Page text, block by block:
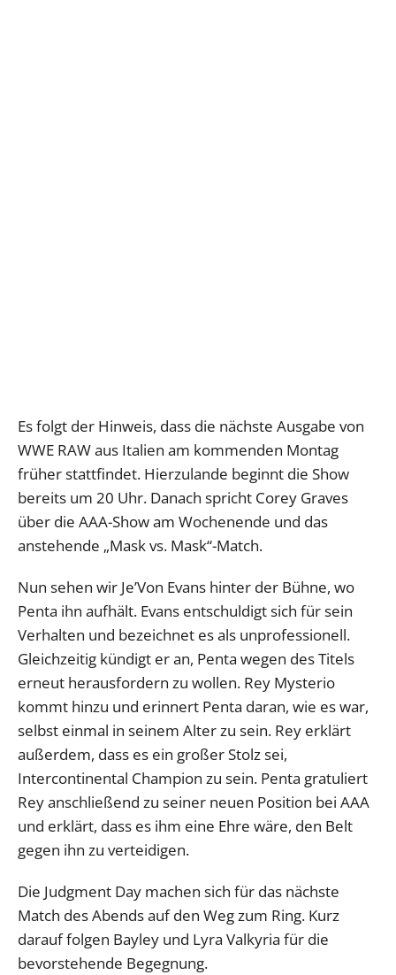
Es folgt der Hinweis, dass die nächste Ausgabe von
WWE RAW aus Italien am kommenden Montag
früher stattfindet. Hierzulande beginnt die Show
bereits um 20 Uhr. Danach spricht Corey Graves
über die AAA-Show am Wochenende und das
anstehende „Mask vs. Mask“-Match.
Nun sehen wir Je’Von Evans hinter der Bühne, wo
Penta ihn aufhält. Evans entschuldigt sich für sein
Verhalten und bezeichnet es als unprofessionell.
Gleichzeitig kündigt er an, Penta wegen des Titels
erneut herausfordern zu wollen. Rey Mysterio
kommt hinzu und erinnert Penta daran, wie es war,
selbst einmal in seinem Alter zu sein. Rey erklärt
außerdem, dass es ein großer Stolz sei,
Intercontinental Champion zu sein. Penta gratuliert
Rey anschließend zu seiner neuen Position bei AAA
und erklärt, dass es ihm eine Ehre wäre, den Belt
gegen ihn zu verteidigen.
Die Judgment Day machen sich für das nächste
Match des Abends auf den Weg zum Ring. Kurz
darauf folgen Bayley und Lyra Valkyria für die
bevorstehende Begegnung.